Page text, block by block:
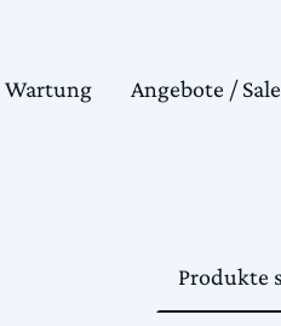
Wartung Angebote / Sale